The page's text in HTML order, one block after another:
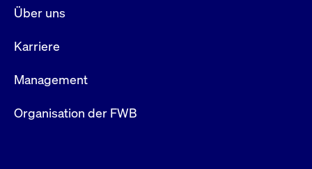
Über uns
Karriere
Management
Organisation der FWB